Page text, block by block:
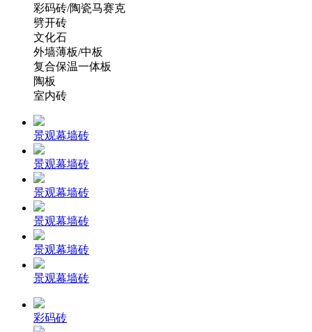
彩码砖/陶瓷马赛克
劈开砖
文化石
外墙薄板/中板
复合保温一体板
陶板
室内砖
景观幕墙砖
景观幕墙砖
景观幕墙砖
景观幕墙砖
景观幕墙砖
景观幕墙砖
彩码砖